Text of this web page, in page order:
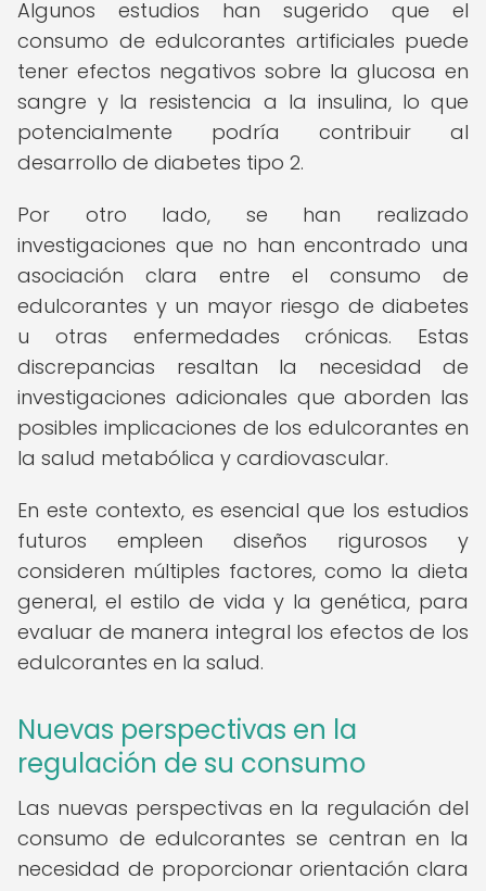
Algunos estudios han sugerido que el
consumo de edulcorantes artificiales puede
tener efectos negativos sobre la glucosa en
sangre y la resistencia a la insulina, lo que
potencialmente podría contribuir al
desarrollo de diabetes tipo 2.
Por otro lado, se han realizado
investigaciones que no han encontrado una
asociación clara entre el consumo de
edulcorantes y un mayor riesgo de diabetes
u otras enfermedades crónicas. Estas
discrepancias resaltan la necesidad de
investigaciones adicionales que aborden las
posibles implicaciones de los edulcorantes en
la salud metabólica y cardiovascular.
En este contexto, es esencial que los estudios
futuros empleen diseños rigurosos y
consideren múltiples factores, como la dieta
general, el estilo de vida y la genética, para
evaluar de manera integral los efectos de los
edulcorantes en la salud.
Nuevas perspectivas en la
regulación de su consumo
Las nuevas perspectivas en la regulación del
consumo de edulcorantes se centran en la
necesidad de proporcionar orientación clara